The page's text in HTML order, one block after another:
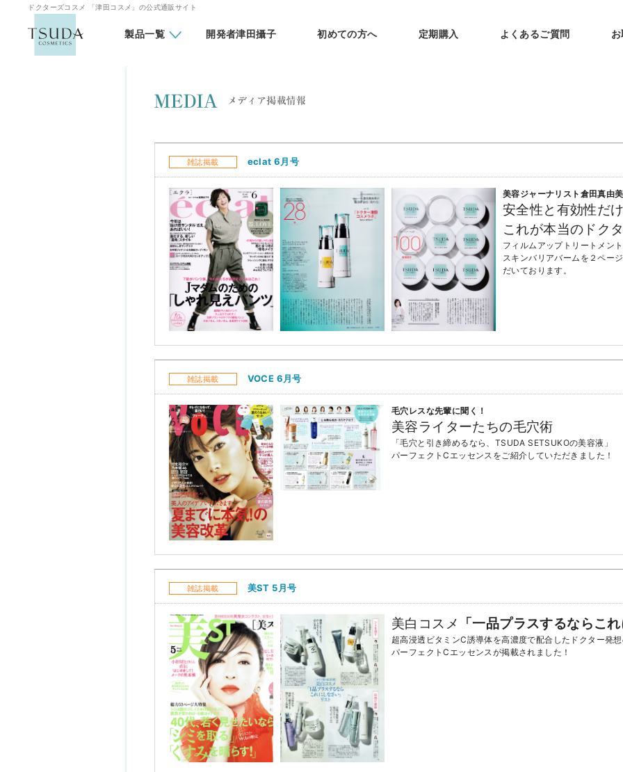
ドクターズコスメ 「津田コスメ」の公式通販サイト
製品一覧 開発者津田攝子 初めての方へ 定期購入 よくあるご質問
雑誌掲載 eclat 6月号
美容ジャーナリスト倉田真由
安全性と有効性だ
これが本当のドク
フィルムアップトリートメン
スキンバリアバームを２ペー
だいております。
雑誌掲載 VOCE 6月号
毛穴レスな先輩に聞く！
美容ライターたちの毛穴術
「毛穴と引き締めるなら、TSUDA SETSUKOの美容液」
パーフェクトCエッセンスをご紹介していただきました！
雑誌掲載 美ST 5月号
美白コスメ 「一品プラスするならこ
超高浸透ビタミンC誘導体を高濃度で配合したドクター発
パーフェクトCエッセンスが掲載されました！